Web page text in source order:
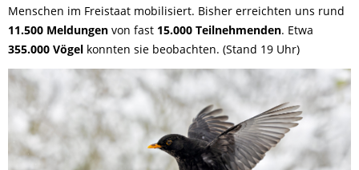
Menschen im Freistaat mobilisiert. Bisher erreichten uns rund
11.500 Meldungen von fast 15.000 Teilnehmenden. Etwa
355.000 Vögel konnten sie beobachten. (Stand 19 Uhr)